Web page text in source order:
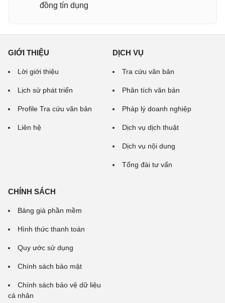
đồng tín dụng
GIỚI THIỆU
Lời giới thiệu
Lịch sử phát triển
Profile Tra cứu văn bản
Liên hệ
DỊCH VỤ
Tra cứu văn bản
Phân tích văn bản
Pháp lý doanh nghiệp
Dịch vụ dịch thuật
Dịch vụ nội dung
Tổng đài tư vấn
CHÍNH SÁCH
Bảng giá phần mềm
Hình thức thanh toán
Quy ước sử dụng
Chính sách bảo mật
Chính sách bảo vệ dữ liệu
cá nhân